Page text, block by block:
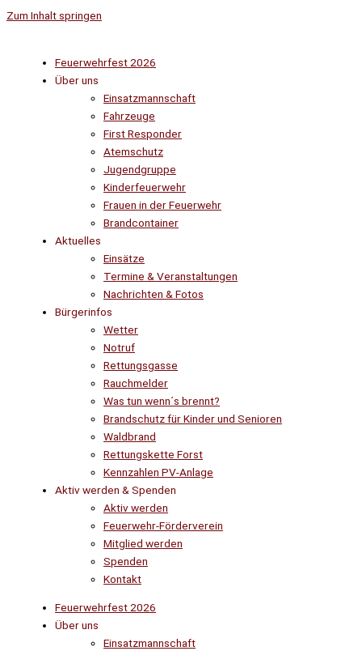
Zum Inhalt springen
Feuerwehrfest 2026
Über uns
Einsatzmannschaft
Fahrzeuge
First Responder
Atemschutz
Jugendgruppe
Kinderfeuerwehr
Frauen in der Feuerwehr
Brandcontainer
Aktuelles
Einsätze
Termine & Veranstaltungen
Nachrichten & Fotos
Bürgerinfos
Wetter
Notruf
Rettungsgasse
Rauchmelder
Was tun wenn´s brennt?
Brandschutz für Kinder und Senioren
Waldbrand
Rettungskette Forst
Kennzahlen PV-Anlage
Aktiv werden & Spenden
Aktiv werden
Feuerwehr-Förderverein
Mitglied werden
Spenden
Kontakt
Feuerwehrfest 2026
Über uns
Einsatzmannschaft